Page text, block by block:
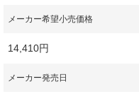
メーカー希望小売価格
14,410円
メーカー発売日